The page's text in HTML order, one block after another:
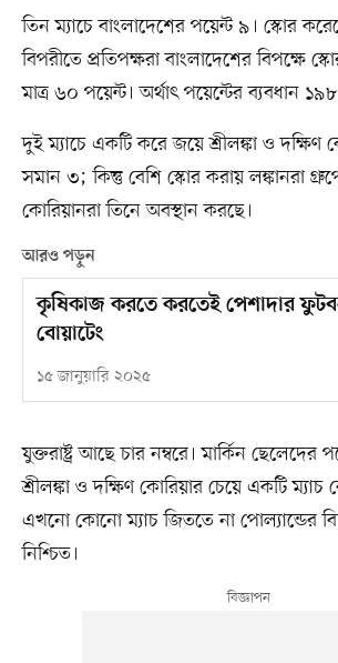
তিন ম্যাচে বাংলাদেশের পয়েন্ট ৯। স্কোর
বিপরীতে প্রতিপক্ষরা বাংলাদেশের বিপক্ষে
মাত্র ৬০ পয়েন্ট। অর্থাৎ পয়েন্টের ব্যবধান
দুই ম্যাচে একটি করে জয়ে শ্রীলঙ্কা ও দক্ষিণ
সমান ৩; কিন্তু বেশি স্কোর করায় লঙ্কানরা
কোরিয়ানরা তিনে অবস্থান করছে।
আরও পড়ুন
কৃষিকাজ করতে করতেই পেশাদার
বোয়াটেং
১৫ জানুয়ারি ২০২৫
যুক্তরাষ্ট্র আছে চার নম্বরে। মার্কিন ছেলেদের
শ্রীলঙ্কা ও দক্ষিণ কোরিয়ার চেয়ে একটি ম্যাচ
এখনো কোনো ম্যাচ জিততে না পোল্যান্ডের
নিশ্চিত।